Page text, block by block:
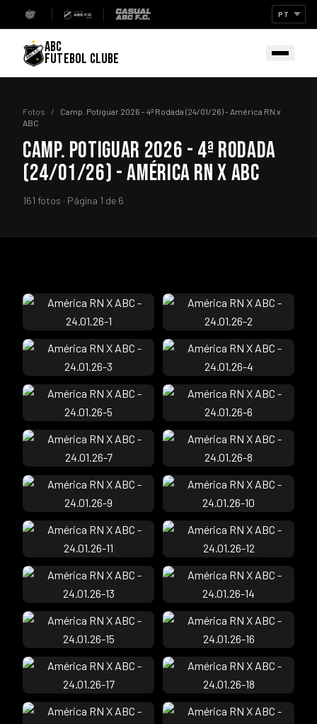
ABC
FUTEBOL CLUBE
Fotos /
Camp. Potiguar 2026 - 4ª Rodada (24/01/26) - América RN x
ABC
CAMP. POTIGUAR 2026 - 4ª RODADA
(24/01/26) - AMÉRICA RN X ABC
161 fotos · Página 1 de 6